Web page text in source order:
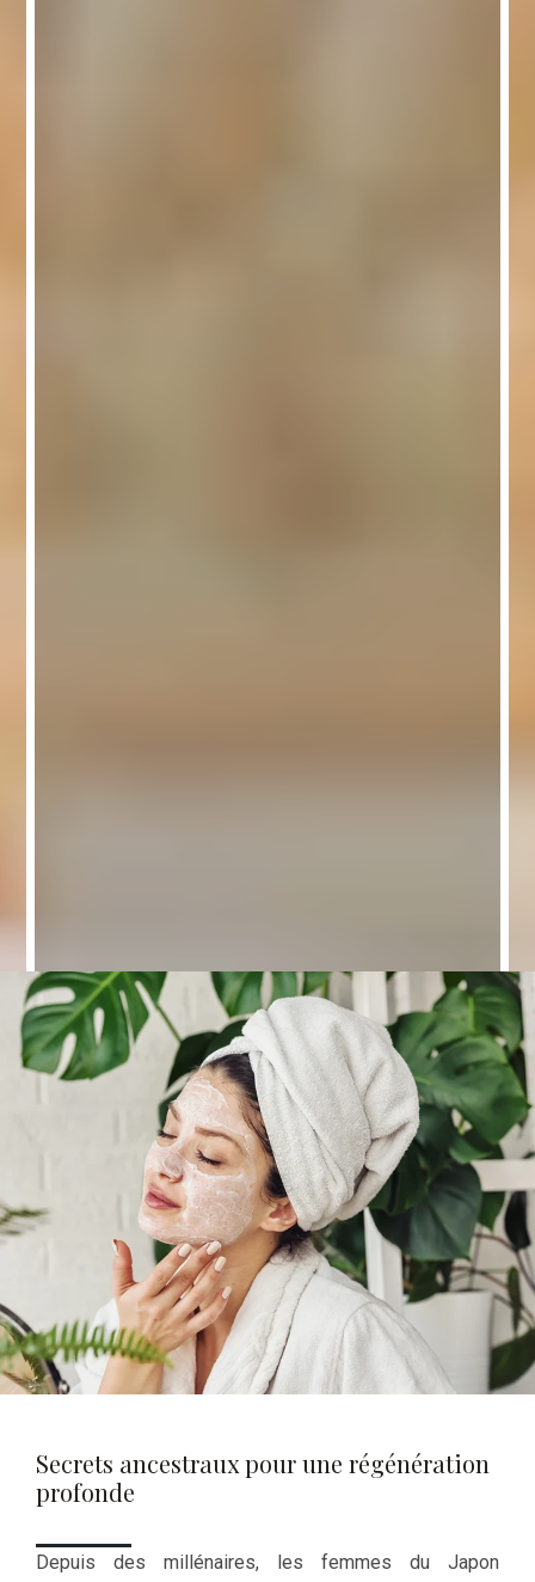
Secrets ancestraux pour une régénération
profonde
Depuis des millénaires, les femmes du Japon